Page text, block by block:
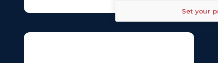
Set your